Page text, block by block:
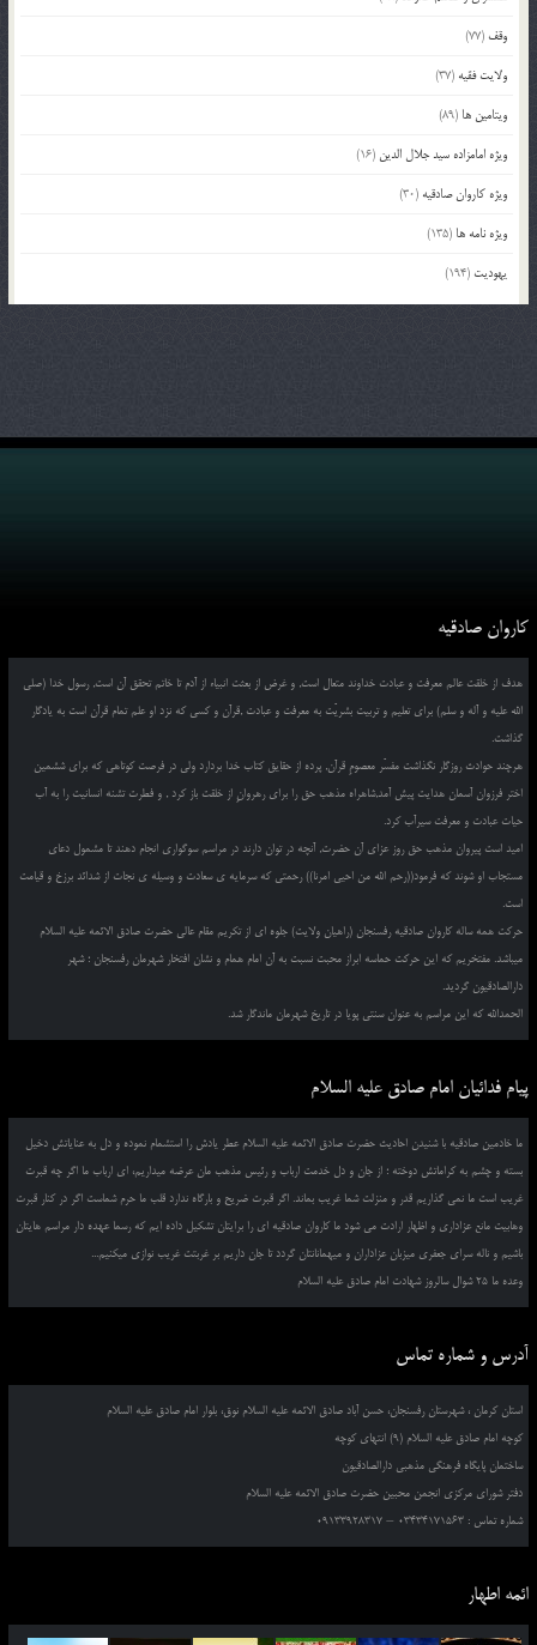
وقف (77)
ولایت فقیه (37)
ویتامین ها (89)
ویژه امامزاده سید جلال الدین (16)
ویژه کاروان صادقیه (30)
ویژه نامه ها (135)
یهودیت (194)
کاروان صادقیه
هدف از خلقت عالم معرفت و عبادت خداوند متعال است, و غرض از بعثت انبیاء از آدم تا خاتم تحقق آن است, رسول خدا (صلی
الله علیه و آله و سلم) برای تعلیم و تربیت بشریّت به معرفت و عبادت ,قرآن و کسی که نزد او علم تمام قرآن است به یادگار
گذاشت.
هرچند حوادث روزگار نگذاشت مفسّر معصومِ قرآن, پرده از حقایق کتاب خدا بردارد ولی در فرصت کوتاهی که برای ششمین
اختر فرزوان آسمان هدایت پیش آمد,شاهراه مذهب حق را برای رهروانِ از خلقت باز کرد , و فطرت تشنه انسانیت را به آب
حیات عبادت و معرفت سیرآب کرد.
امید است پیروان مذهب حق روز عزای آن حضرت, آنچه در توان دارند در مراسم سوگواری انجام دهند تا مشمول دعای
مستجاب او شوند که فرمود((رحم الله من احیی امرنا)) رحمتی که سرمایه ی سعادت و وسیله ی نجات از شدائد برزخ و قیامت
است.
حرکت همه ساله کاروان صادقیه رفسنجان (راهیان ولایت) جلوه ای از تکریم مقام عالی حضرت صادق الائمه علیه السلام
میباشد. مفتخریم که این حرکت حماسه ابراز محبت نسبت به آن امام همام و نشان افتخار شهرمان رفسنجان ؛ شهر
دارالصادقیون گردید.
الحمدالله که این مراسم به عنوان سنتی پویا در تاریخ شهرمان ماندگار شد.
پیام فدائیان امام صادق علیه السلام
ما خادمین صادقیه با شنیدن احادیث حضرت صادق الائمه علیه السلام عطر یادش را استشمام نموده و دل به عنایاتش دخیل
بسته و چشم به کراماتش دوخته ؛ از جان و دل خدمت ارباب و رئیس مذهب مان عرضه میداریم، ای ارباب ما اگر چه قبرت
غریب است ما نمی گذاریم قدر و منزلت شما غریب بماند. اگر قبرت ضریح و بارگاه ندارد قلب ما حرم شماست اگر در کنار قبرت
وهابیت مانع عزاداری و اظهار ارادت می شود ما کاروان صادقیه ای را برایتان تشکیل داده ایم که رسما عهده دار مراسم هایتان
باشیم و ناله سرای جعفری میزبان عزاداران و میهمانانتان گردد تا جان داریم بر غربتت غریب نوازی میکنیم...
وعده ما 25 شوال سالروز شهادت امام صادق علیه السلام
آدرس و شماره تماس
استان کرمان ، شهرستان رفسنجان، حسن آباد صادق الائمه علیه السلام نوق، بلوار امام صادق علیه السلام
کوچه امام صادق علیه السلام (9) انتهای کوچه
ساختمان پایگاه فرهنگی مذهبی دارالصادقیون
دفتر شورای مرکزی انجمن محبین حضرت صادق الائمه علیه السلام
شماره تماس : 03434171563 – 09133928317
ائمه اطهار